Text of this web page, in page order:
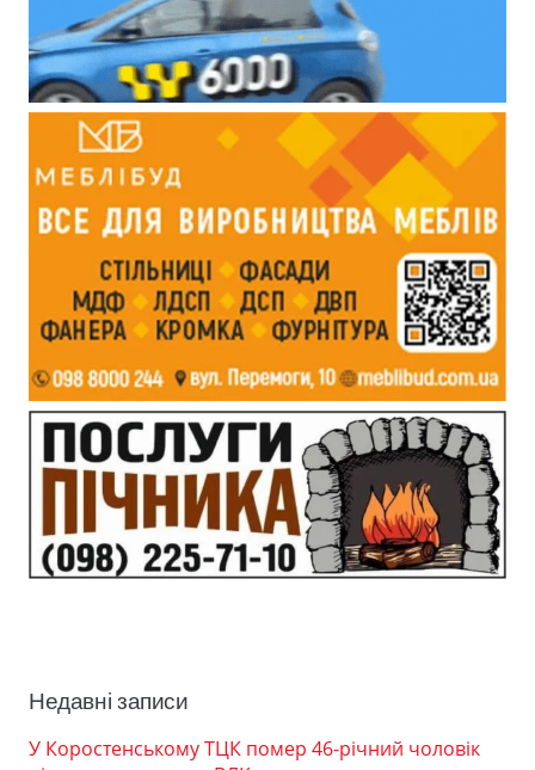
Недавні записи
У Коростенському ТЦК помер 46-річний чоловік